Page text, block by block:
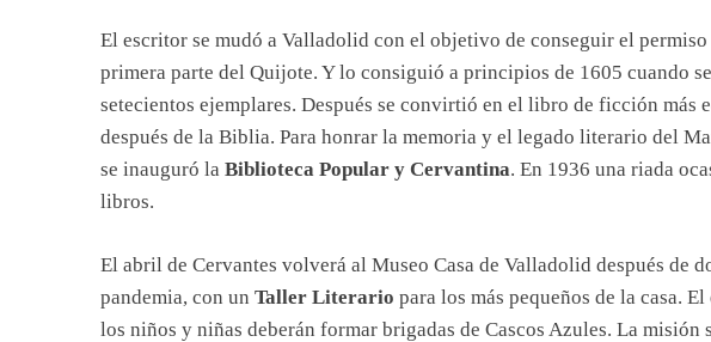
El escritor se mudó a Valladolid con el objetivo de conseguir el
primera parte del Quijote. Y lo consiguió a principios de 1605 cuando
setecientos ejemplares. Después se convirtió en el libro de ficción más
después de la Biblia. Para honrar la memoria y el legado literario del
se inauguró la Biblioteca Popular y Cervantina. En 1936 una riada
libros.
El abril de Cervantes volverá al Museo Casa de Valladolid después de
pandemia, con un Taller Literario para los más pequeños de la casa.
los niños y niñas deberán formar brigadas de Cascos Azules. La